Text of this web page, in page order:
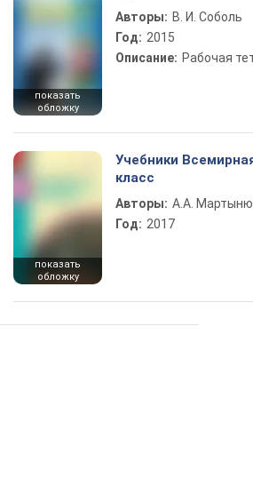
показать
обложку
Авторы: В. И. Соболь
Год: 2015
Описание: Рабочая
показать
обложку
Учебники
класс
Авторы: А.А.
Год: 2017